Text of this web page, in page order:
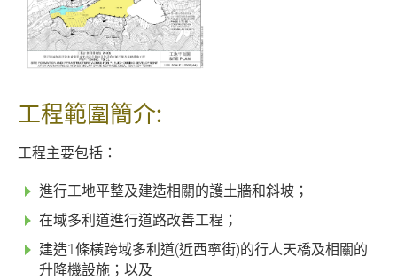
工程範圍簡介:
工程主要包括：
進行工地平整及建造相關的護土牆和斜坡；
在域多利道進行道路改善工程；
建造1條橫跨域多利道(近西寧街)的行人天橋及相關的
升降機設施； 以及